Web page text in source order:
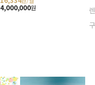
4,000,000원